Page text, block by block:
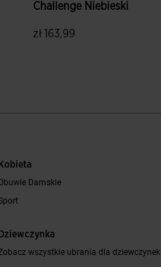
Challenge Niebieski
zł 163,99
Kobieta
Damskie
Dziewczynka
wszystkie ubrania dla dziewczynek